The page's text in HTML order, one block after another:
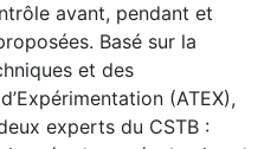
avant, pendant et
Basé sur la
et des
(ATEX),
experts du CSTB :